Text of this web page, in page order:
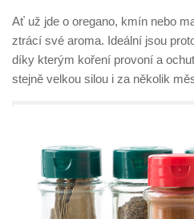
Ať už jde o oregano, kmín nebo
ztrácí své aroma. Ideální jsou
díky kterým koření provoní a
stejně velkou silou i za několik